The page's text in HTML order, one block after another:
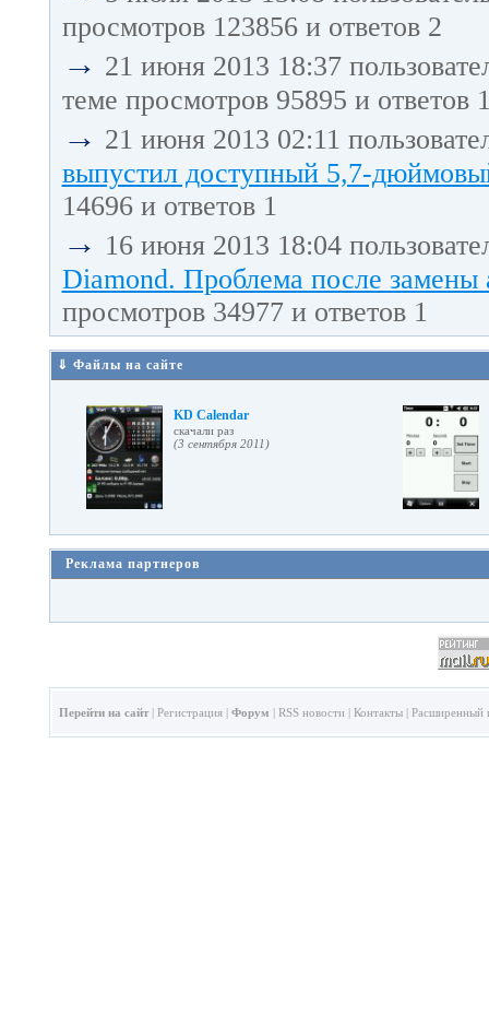
просмотров 123856 и ответов 2
→ 21 июня 2013 18:37
теме просмотров 95895 и ответов
→ 21 июня 2013 02:11
выпустил доступный 5,7-
14696 и ответов 1
→ 16 июня 2013 18:04
Diamond. Проблема после
просмотров 34977 и ответов 1
⇓ Файлы на сайте
KD Calendar
cкачали раз
(3 сентября 2011)
Реклама партнеров
Перейти на сайт | Регистрация| Форум | RSS новости| Контакты| Расширенный